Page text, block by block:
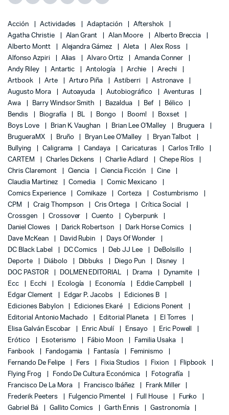
Acción Actividades Adaptación
Aftershok
Agatha Christie
Alan Grant Alan Moore
Alberto Breccia
Alberto Montt
Alejandra Gámez Aleta
Alex Ross
Alfonso Azpiri
Alias Alvaro Ortiz
Amanda Conner
Andy Riley
Antartic Antología Archie
Arechi
Artbook
Arte Arturo Piña Astiberri
Astronave
Augusto Mora
Autoayuda Autobiográfico
Aventuras
Awa
Barry Windsor Smith Bazaldua Bef
Bélico
Bendis
Biografía BL Bongo Boom!
Boxset
Boys Love
Brian K. Vaughan Brian Lee O'Malley
Bruguera
BrugueraMX
Bruño Bryan Lee O'Malley
Bryan Talbot
Bullying
Caligrama Candaya Caricaturas
Carlos Trillo
CARTEM
Charles Dickens Charlie Adlard
Chepe Ríos
Chris Claremont
Ciencia Ciencia Ficción
Cine
Claudia Martinez
Comedia
Comic Mexicano
Comics Experience
Comikaze Corteza
Costumbrismo
CPM
Craig Thompson Cris Ortega
Crítica Social
Crossgen
Crossover Cuento
Cyberpunk
Daniel Clowes
Darick Robertson
Dark Horse Comics
Dave McKean
David Rubin
Days Of Wonder
DC Black Label
DC Comics Deb JJ Lee
DeBolsillo
Deporte
Diábolo Dibbuks Diego Pun
Disney
DOC PASTOR
DOLMEN EDITORIAL Drama
Dynamite
Ecc
Ecchi Ecología Economía
Eddie Campbell
Edgar Clement
Edgar P. Jacobs
Ediciones B
Ediciones Babylon
Ediciones Ekaré
Edicions Ponent
Editorial Antonio Machado
Editorial Planeta
El Torres
Elisa Galván Escobar
Enric Abulí Ensayo
Eric Powell
Erótico
Esoterismo Fábio Moon
Familia Usaka
Fanbook
Fandogamia Fantasía
Feminismo
Fernando De Felipe
Fers Fixia Studios Fixion
Flipbook
Flying Frog
Fondo De Cultura Económica
Fotografía
Francisco De La Mora
Francisco Ibáñez
Frank Miller
Frederik Peeters
Fulgencio Pimentel Full House
Funko
Gabriel Bá
Gallito Comics Garth Ennis
Gastronomía